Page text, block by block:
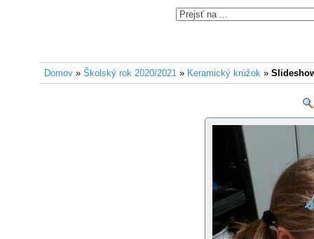
Domov »Školský rok 2020/2021 » Keramický krúžok »